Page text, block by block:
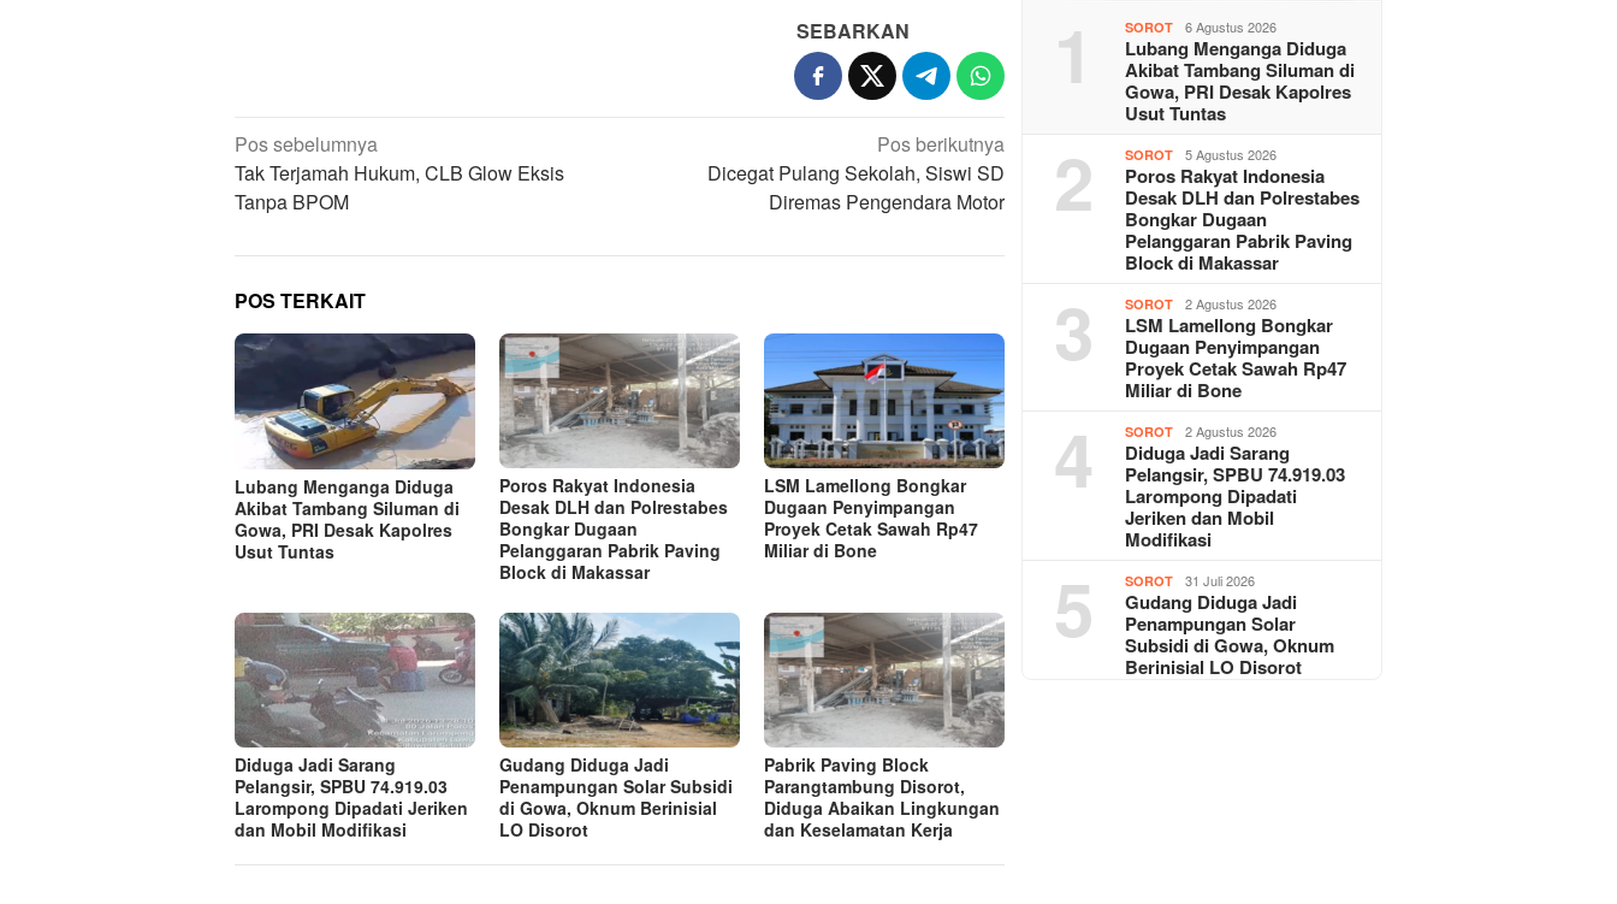
SEBARKAN
Navigasi
pos
Pos sebelumnya
Tak Terjamah Hukum, CLB Glow Eksis
Tanpa BPOM
Pos berikutnya
Dicegat Pulang Sekolah, Siswi SD
Diremas Pengendara Motor
POS TERKAIT
Lubang Menganga Diduga
Akibat Tambang Siluman di
Gowa, PRI Desak Kapolres
Usut Tuntas
Poros Rakyat Indonesia
Desak DLH dan Polrestabes
Bongkar Dugaan
Pelanggaran Pabrik Paving
Block di Makassar
LSM Lamellong Bongkar
Dugaan Penyimpangan
Proyek Cetak Sawah Rp47
Miliar di Bone
Diduga Jadi Sarang
Pelangsir, SPBU 74.919.03
Larompong Dipadati Jeriken
dan Mobil Modifikasi
Gudang Diduga Jadi
Penampungan Solar Subsidi
di Gowa, Oknum Berinisial
LO Disorot
Pabrik Paving Block
Parangtambung Disorot,
Diduga Abaikan Lingkungan
dan Keselamatan Kerja
1 SOROT 6 Agustus 2026
Lubang Menganga Diduga
Akibat Tambang Siluman di
Gowa, PRI Desak Kapolres
Usut Tuntas
2 SOROT 5 Agustus 2026
Poros Rakyat Indonesia
Desak DLH dan Polrestabes
Bongkar Dugaan
Pelanggaran Pabrik Paving
Block di Makassar
3 SOROT 2 Agustus 2026
LSM Lamellong Bongkar
Dugaan Penyimpangan
Proyek Cetak Sawah Rp47
Miliar di Bone
4 SOROT 2 Agustus 2026
Diduga Jadi Sarang
Pelangsir, SPBU 74.919.03
Larompong Dipadati
Jeriken dan Mobil
Modifikasi
5 SOROT 31 Juli 2026
Gudang Diduga Jadi
Penampungan Solar
Subsidi di Gowa, Oknum
Berinisial LO Disorot